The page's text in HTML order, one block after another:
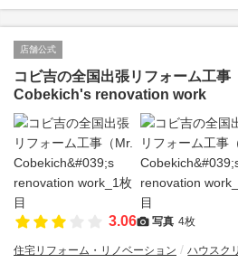
店舗公式
コビ吉の全国出張リフォーム工事
Cobekich's renovation work
3.06 写真 4枚
住宅リフォーム・リノベーション ハウスク